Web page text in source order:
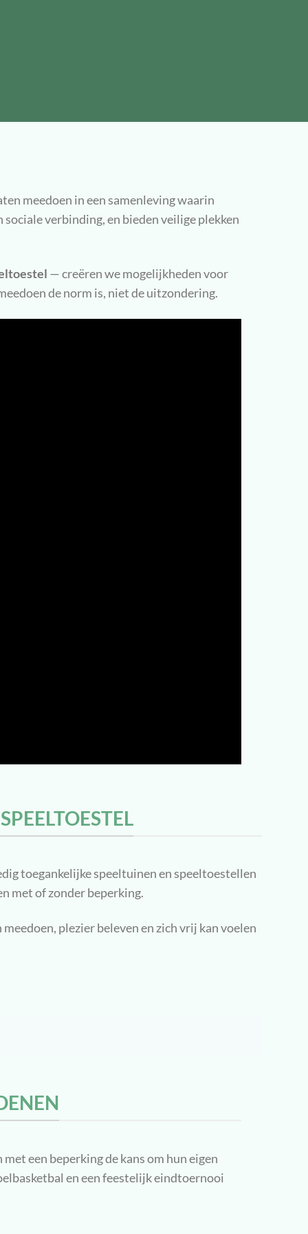
meedoen in een samenleving waarin
verbinding, en bieden veilige plekken
— creëren we mogelijkheden voor
de norm is, niet de uitzondering.
toegankelijke speeltuinen en speeltoestellen
met of zonder beperking.
plezier beleven en zich vrij kan voelen
een beperking de kans om hun eigen
en een feestelijk eindtoernooi